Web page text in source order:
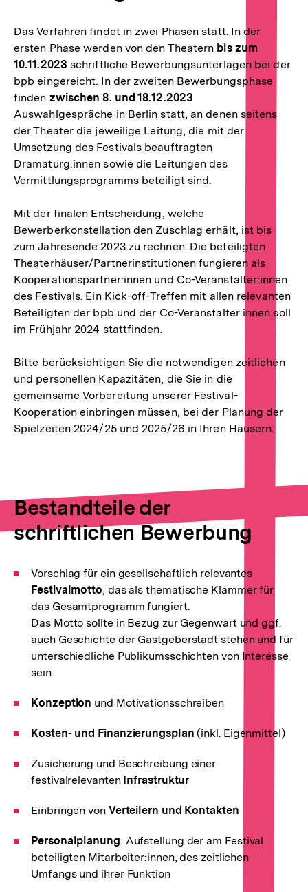
Das Verfahren findet in zwei Phasen statt. In der
ersten Phase werden von den Theatern bis zum
10.11.2023 schriftliche Bewerbungsunterlagen bei der
bpb eingereicht. In der zweiten Bewerbungsphase
finden zwischen 8. und 18.12.2023
Auswahlgespräche in Berlin statt, an denen seitens
der Theater die jeweilige Leitung, die mit der
Umsetzung des Festivals beauftragten
Dramaturg:innen sowie die Leitungen des
Vermittlungsprogramms beteiligt sind.
Mit der finalen Entscheidung, welche
Bewerberkonstellation den Zuschlag erhält, ist bis
zum Jahresende 2023 zu rechnen. Die beteiligten
Theaterhäuser/Partnerinstitutionen fungieren als
Kooperationspartner:innen und Co-Veranstalter:innen
des Festivals. Ein Kick-off-Treffen mit allen relevanten
Beteiligten der bpb und der Co-Veranstalter:innen soll
im Frühjahr 2024 stattfinden.
Bitte berücksichtigen Sie die notwendigen zeitlichen
und personellen Kapazitäten, die Sie in die
gemeinsame Vorbereitung unserer Festival-
Kooperation einbringen müssen, bei der Planung der
Spielzeiten 2024/25 und 2025/26 in Ihren Häusern.
Bestandteile der
schriftlichen Bewerbung
Vorschlag für ein gesellschaftlich relevantes
Festivalmotto, das als thematische Klammer für
das Gesamtprogramm fungiert.
Das Motto sollte in Bezug zur Gegenwart und ggf.
auch Geschichte der Gastgeberstadt stehen und für
unterschiedliche Publikumsschichten von Interesse
sein.
Konzeption und Motivationsschreiben
Kosten- und Finanzierungsplan (inkl. Eigenmittel)
Zusicherung und Beschreibung einer
festivalrelevanten Infrastruktur
Einbringen von Verteilern und Kontakten
Personalplanung: Aufstellung der am Festival
beteiligten Mitarbeiter:innen, des zeitlichen
Umfangs und ihrer Funktion